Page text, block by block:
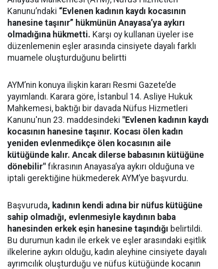
Kanunu’ndaki “Evlenen kadının kaydı kocasının
hanesine taşınır” hükmünün Anayasa’ya aykırı
olmadığına hükmetti. Karşı oy kullanan üyeler ise
düzenlemenin eşler arasında cinsiyete dayalı farklı
muamele oluşturduğunu belirtti
AYM’nin konuya ilişkin kararı Resmi Gazete’de
yayımlandı. Karara göre, İstanbul 14. Asliye Hukuk
Mahkemesi, baktığı bir davada Nüfus Hizmetleri
Kanunu'nun 23. maddesindeki "Evlenen kadının kaydı
kocasının hanesine taşınır. Kocası ölen kadın
yeniden evlenmedikçe ölen kocasının aile
kütüğünde kalır. Ancak dilerse babasının kütüğüne
dönebilir" fıkrasının Anayasa’ya aykırı olduğuna ve
iptali gerektiğine hükmederek AYM’ye başvurdu.
Başvuruda, kadının kendi adına bir nüfus kütüğüne
sahip olmadığı, evlenmesiyle kaydının baba
hanesinden erkek eşin hanesine taşındığı belirtildi.
Bu durumun kadın ile erkek ve eşler arasındaki eşitlik
ilkelerine aykırı olduğu, kadın aleyhine cinsiyete dayalı
ayrımcılık oluşturduğu ve nüfus kütüğünde kocanın